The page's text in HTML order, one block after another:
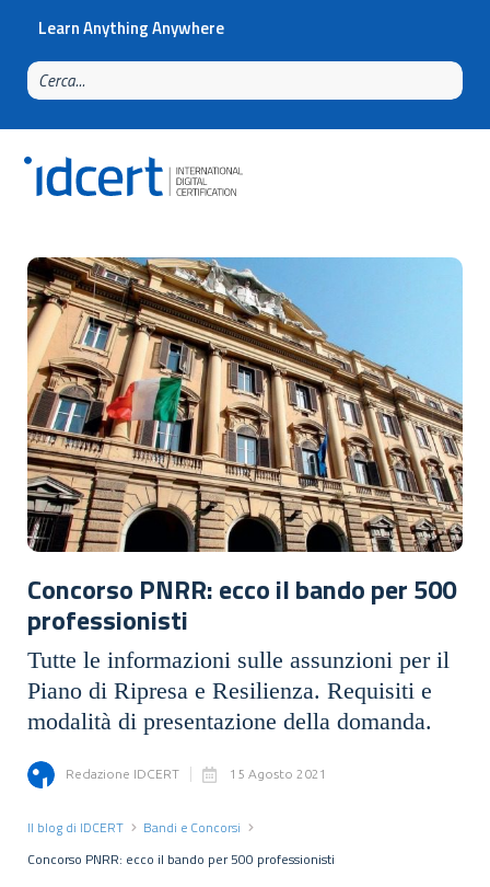
Learn Anything Anywhere
Concorso PNRR: ecco il bando per 500
professionisti
Tutte le informazioni sulle assunzioni per il
Piano di Ripresa e Resilienza. Requisiti e
modalità di presentazione della domanda.
Redazione IDCERT 15 Agosto 2021
Il blog di IDCERT
Bandi e Concorsi
Concorso PNRR: ecco il bando per 500 professionisti